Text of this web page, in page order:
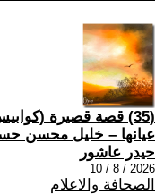
(35) قصة قصيرة
عيانها – خليل محسن
حيدر عاشور
2026 / 8 / 10
الصحافة والاعلام